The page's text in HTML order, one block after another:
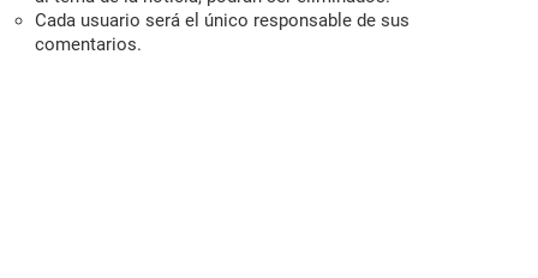
Cada usuario será el único responsable de sus
comentarios.